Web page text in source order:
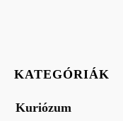
KATEGÓRIÁK
Kuriózum